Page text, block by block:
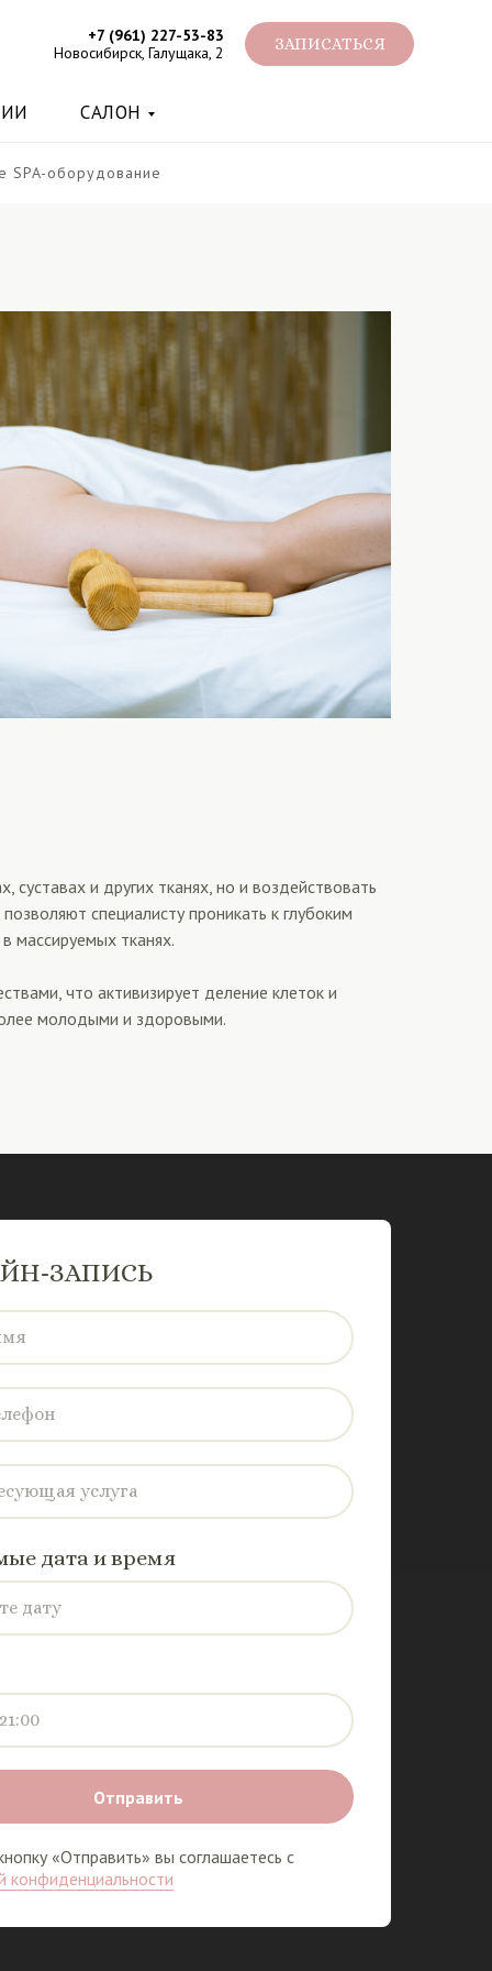
САЛОН
ЗАПИСАТЬСЯ
+7 (961) 227-53-83
Новосибирск, Галущака, 2
САЛОН ЗАПИСАТЬСЯ
SPA-оборудование
и других тканях, но и воздействовать
специалисту проникать к глубоким
массируемых тканях.
что активизирует деление клеток и
молодыми и здоровыми.
ЗАПИСЬ
услуга
дата и время
дату
Отправить
«Отправить» вы соглашаетесь с
конфиденциальности